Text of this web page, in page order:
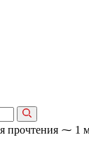
прочтения ⁓ 1